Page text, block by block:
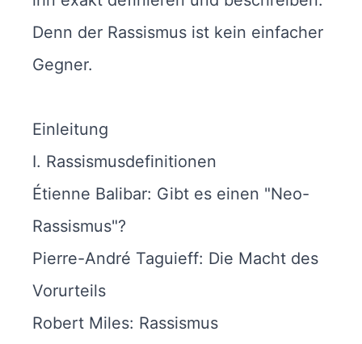
Denn der Rassismus ist kein einfacher
Gegner.
Einleitung
I. Rassismusdefinitionen
Étienne Balibar: Gibt es einen "Neo-
Rassismus"?
Pierre-André Taguieff: Die Macht des
Vorurteils
Robert Miles: Rassismus